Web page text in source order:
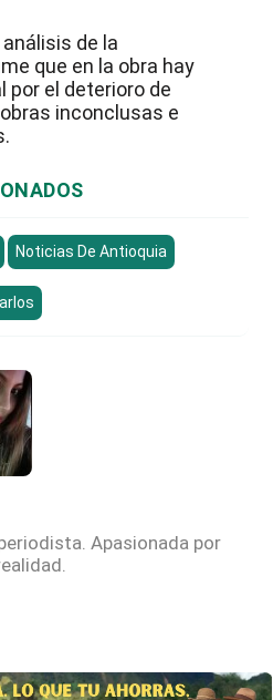
de la
que en la obra hay
el deterioro de
inconclusas e
Noticias De Antioquia
Apasionada por